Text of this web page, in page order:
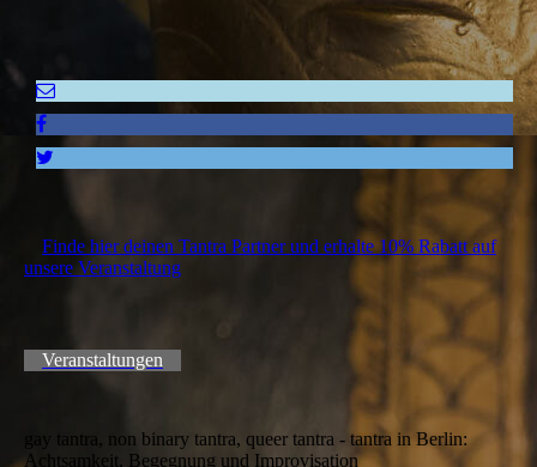
Finde hier deinen Tantra Partner und erhalte 10% Rabatt auf
unsere Veranstaltung
Veranstaltungen
gay tantra, non binary tantra, queer tantra - tantra in Berlin:
Achtsamkeit, Begegnung und Improvisation